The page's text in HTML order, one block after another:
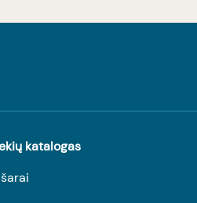
katalogas